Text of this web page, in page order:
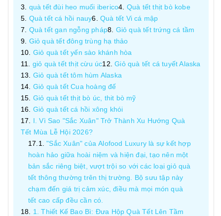
quà tết đùi heo muối iberico
Quà tết thịt bò kobe
Quà tết cá hồi nauy
Quà tết Vi cá mập
Quà tết gan ngỗng pháp
Giỏ quà tết trứng cá tầm
Giỏ quà tết đông trùng hạ thảo
Giỏ quà tết yến sào khánh hòa
giỏ quà tết thịt cừu úc
Giỏ quà tết cá tuyết Alaska
Giỏ quà tết tôm hùm Alaska
Giỏ quà tết Cua hoàng đế
Giỏ quà tết thịt bò úc, thit bò mỹ
Giỏ quà tết cá hồi xông khói
I. Vì Sao "Sắc Xuân" Trở Thành Xu Hướng Quà
Tết Mùa Lễ Hội 2026?
"Sắc Xuân" của Alofood Luxury là sự kết hợp
hoàn hảo giữa hoài niệm và hiện đại, tạo nên một
bản sắc riêng biệt, vượt trội so với các loại giỏ quà
tết thông thường trên thị trường. Bộ sưu tập này
chạm đến giá trị cảm xúc, điều mà mọi món quà
tết cao cấp đều cần có.
1. Thiết Kế Bao Bì: Đưa Hộp Quà Tết Lên Tầm